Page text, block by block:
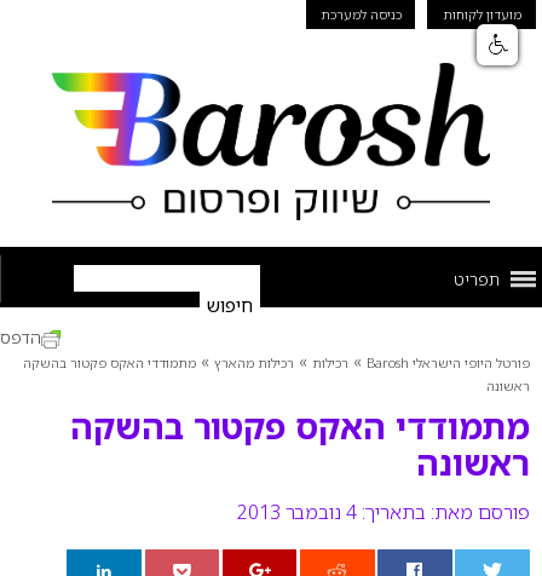
מועדון לקוחות כניסה למערכת
תפריט
פורטל היופי הישראלי Barosh » רכילות » רכילות מהארץ » מתמודדי האקס פקטור בהשקה
ראשונה
מתמודדי האקס פקטור בהשקה
ראשונה
פורסם מאת: בתאריך: 4 נובמבר 2013
הדפס